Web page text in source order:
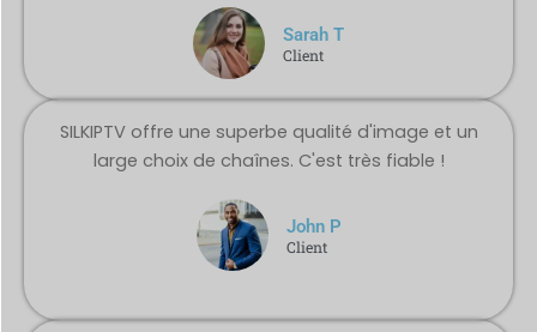
Sarah T
Client
SILKIPTV offre une superbe qualité d'image et un
large choix de chaînes. C'est très fiable !
John P
Client